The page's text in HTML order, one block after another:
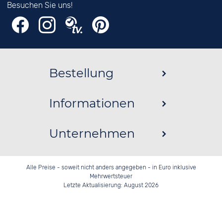
Besuchen Sie uns!
Bestellung
Informationen
Unternehmen
Alle Preise - soweit nicht anders angegeben - in Euro inklusive
Mehrwertsteuer
Letzte Aktualisierung: August 2026